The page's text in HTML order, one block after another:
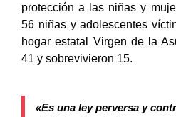
protección a las niñas y
56 niñas y adolescentes
hogar estatal Virgen de la
41 y sobrevivieron 15.
«Es una ley perversa y